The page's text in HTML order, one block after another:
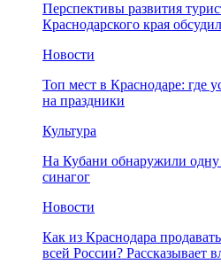
Перспективы развития
Краснодарского края
Новости
Топ мест в Краснодаре: где
на праздники
Культура
На Кубани обнаружили
синагог
Новости
Как из Краснодара
всей России? Рассказывает